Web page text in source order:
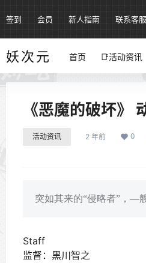
签到 会员 新人指南 联系客服
妖次元 首页 📑活动资讯
《恶魔的破坏》
活动资讯 2 年前 0
突如其来的“侵略者”，—
Staff
监督：黑川智之